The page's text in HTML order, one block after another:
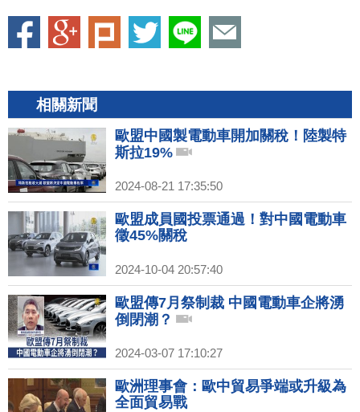
相關新聞
歐盟中國製電動車開加關稅！陸製特
斯拉19%
2024-08-21 17:35:50
歐盟成員國投票通過！對中國電動車
徵45%關稅
2024-10-04 20:57:40
歐盟傳7月祭制裁 中國電動車企將湧
倒閉潮？
2024-03-07 17:10:27
歐洲理事會：歐中貿易爭端或升級為
全面貿易戰